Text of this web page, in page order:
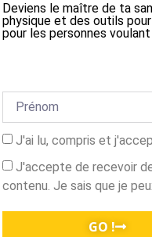
Deviens le maître de ta
physique et des outils
pour les personnes
J'ai lu, compris et
J'accepte de recevoir
contenu. Je sais que je
GO !